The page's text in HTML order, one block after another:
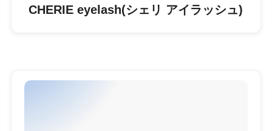
CHERIE eyelash(シェリ アイラッシュ)